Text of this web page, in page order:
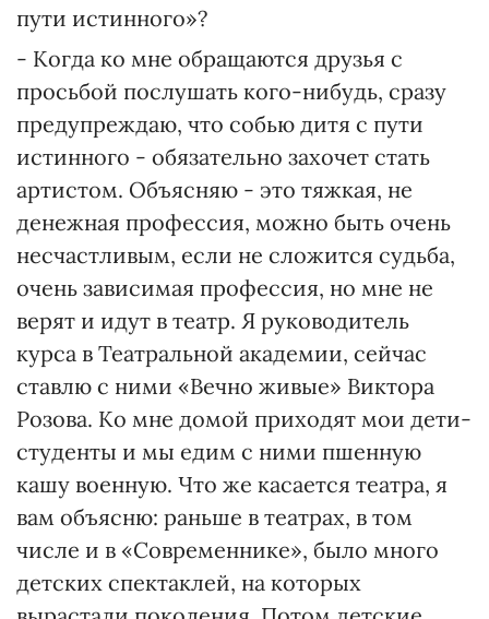
пути истинного»?
- Когда ко мне обращаются друзья с
просьбой послушать кого-нибудь, сразу
предупреждаю, что собью дитя с пути
истинного - обязательно захочет стать
артистом. Объясняю - это тяжкая, не
денежная профессия, можно быть очень
несчастливым, если не сложится судьба,
очень зависимая профессия, но мне не
верят и идут в театр. Я руководитель
курса в Театральной академии, сейчас
ставлю с ними «Вечно живые» Виктора
Розова. Ко мне домой приходят мои дети-
студенты и мы едим с ними пшенную
кашу военную. Что же касается театра, я
вам объясню: раньше в театрах, в том
числе и в «Современнике», было много
детских спектаклей, на которых